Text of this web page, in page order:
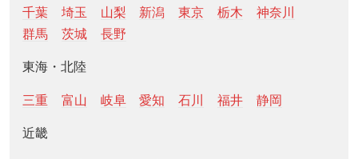
千葉 埼玉 山梨 新潟 東京 栃木
神奈川
群馬
茨城 長野
東海・北陸
三重 富山 岐阜 愛知 石川 福井 静岡
近畿